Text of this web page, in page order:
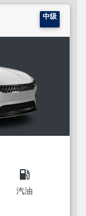
中级
local_gas_station
汽油